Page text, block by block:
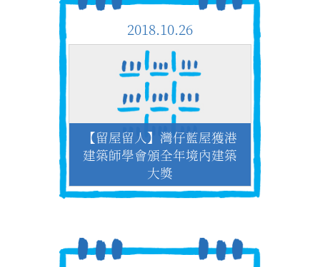
2018.10.26
【留屋留人】灣仔藍屋獲港
建築師學會頒全年境內建築
大獎